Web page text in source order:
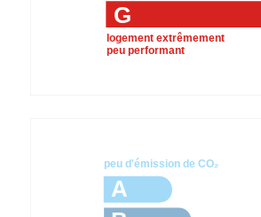
G
logement extrêmement
peu performant
A
peu d'émission de CO₂